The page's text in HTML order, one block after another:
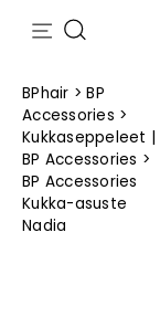
BPhair >BP
Accessories >
Kukkaseppeleet |
BP Accessories >
BP Accessories
Kukka-asuste
Nadia